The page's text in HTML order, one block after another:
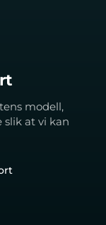
modell,
slik at vi kan